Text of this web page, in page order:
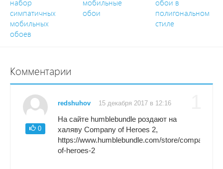
набор
симпатичных
мобильных
обоев
мобильные
обои
обои в
полигональном
стиле
Комментарии
0
redshuhov 15 декабря 2017 в 12:16
На сайте humblebundle роздают на
халяву Company of Heroes 2,
https://www.humblebundle.com/store/company-
of-heroes-2